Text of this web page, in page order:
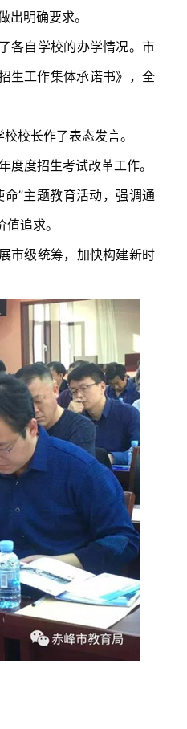
明确要求。
各自学校的办学情况。 市
生工作集体承诺书》，全
校长作了表态发言。
度招生考试改革工作。
”主题教育活动，强调通
追求。
市级统筹，加快构建新时